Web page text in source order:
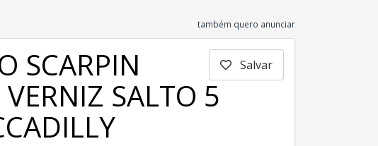
também quero anunciar
Salvar
SCARPIN
VERNIZ SALTO 5